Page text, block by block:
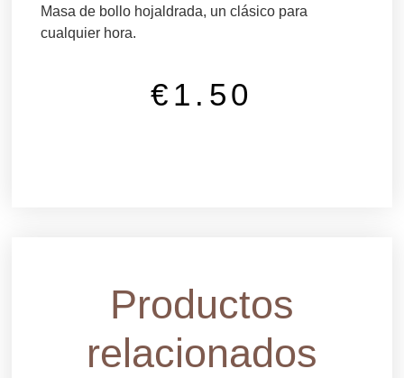
Masa de bollo hojaldrada, un clásico para
cualquier hora.
€ 1.50
Productos
relacionados